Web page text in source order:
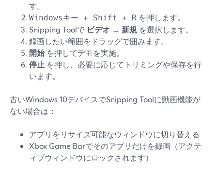
す。
Windowsキー + Shift + R を押します。
Snipping Toolで ビデオ → 新規 を選択します。
録画したい範囲をドラッグで囲みます。
開始を押してデモを実施。
停止 を押し、必要に応じてトリミングや保存を行
います。
古いWindows 10デバイスでSnipping Toolに動画機能が
ない場合は：
アプリをリサイズ可能なウィンドウに切り替える
Xbox Game Barでそのアプリだけを録画（アクテ
ィブウィンドウにロックされます）